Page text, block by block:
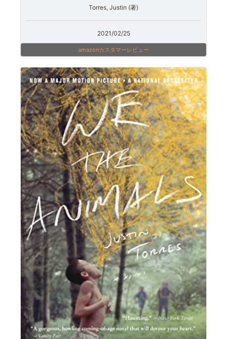
Torres, Justin (著)
2021/02/25
amazonカスタマーレビュー